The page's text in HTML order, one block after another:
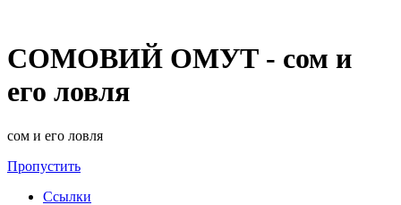
СОМОВИЙ ОМУТ - сом и
его ловля
сом и его ловля
Пропустить
Ссылки